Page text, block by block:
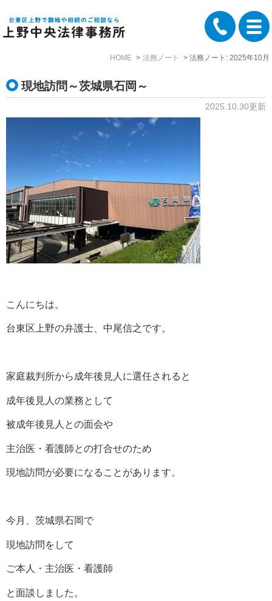
HOME 法務ノート 法務ノート: 2025年10月
現地訪問～茨城県石岡～
2025.10.30更新
こんにちは。
台東区上野の弁護士、中尾信之です。
家庭裁判所から成年後見人に選任されると
成年後見人の業務として
被成年後見人との面会や
主治医・看護師との打合せのため
現地訪問が必要になることがあります。
今月、茨城県石岡で
現地訪問をして
ご本人・主治医・看護師
と面談しました。